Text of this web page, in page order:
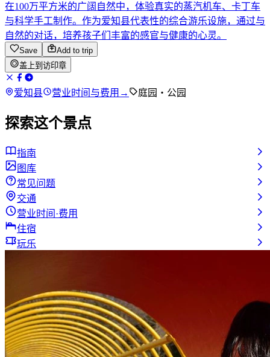
在100万平方米的广阔自然中，体验真实的蒸汽机车、卡丁车
与科学手工制作。作为爱知县代表性的综合游乐设施，通过与
自然的对话，培养孩子们丰富的感官与健康的心灵。
Save
Add to trip
盖上到访印章
爱知县 营业时间与费用 → 庭园・公园
探索这个景点
指南
图库
常见问题
交通
营业时间·费用
住宿
玩乐